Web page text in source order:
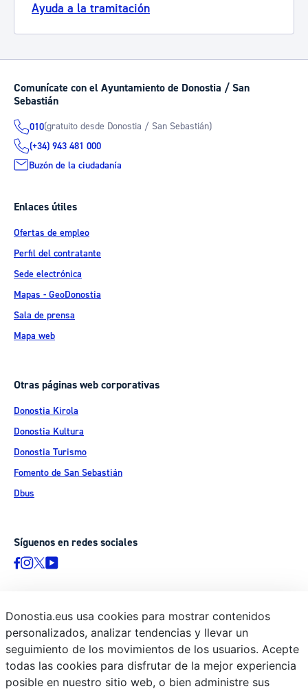
Ayuda a la tramitación
Comunícate con el Ayuntamiento de Donostia / San
Sebastián
010(gratuito desde Donostia / San Sebastián)
(+34) 943 481 000
Buzón de la ciudadanía
Enlaces útiles
Ofertas de empleo
Perfil del contratante
Sede electrónica
Mapas - GeoDonostia
Sala de prensa
Mapa web
Otras páginas web corporativas
Donostia Kirola
Donostia Kultura
Donostia Turismo
Fomento de San Sebastián
Dbus
Síguenos en redes sociales
© Donostiako Udala - Ayuntamiento de Donostia / San Sebastián
Ijentea 1, 20003 Donostia / San Sebastián
Aviso legal
Política de privacidad
Donostia.eus usa cookies para mostrar contenidos
personalizados, analizar tendencias y llevar un
seguimiento de los movimientos de los usuarios. Acepte
todas las cookies para disfrutar de la mejor experiencia
posible en nuestro sitio web, o bien administre sus